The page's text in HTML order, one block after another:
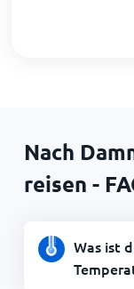
Nach
reisen -
Was ist